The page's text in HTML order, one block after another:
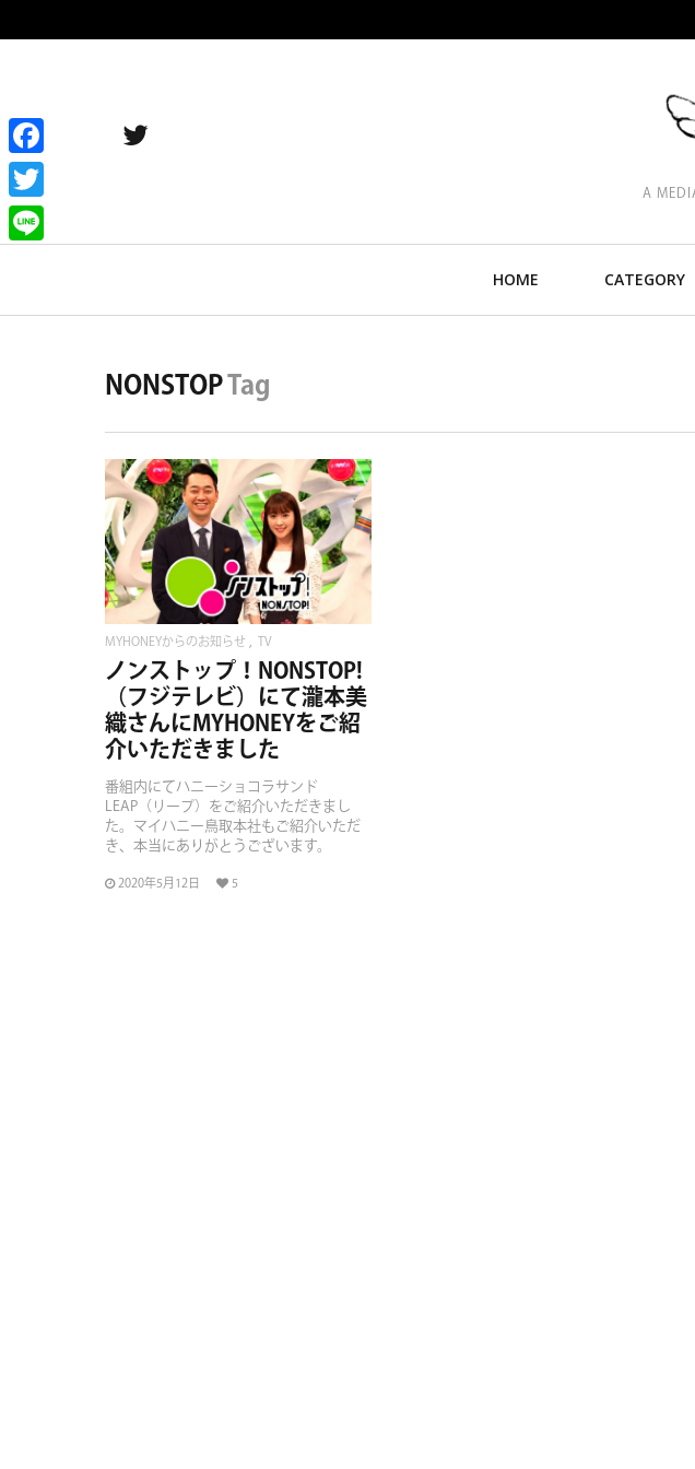
商品別
A
HOME CATEGORY
NONSTOPTag
READ MORE
MYHONEYからのお知らせ TV
ノンストップ！NONSTOP!
（フジテレビ）にて瀧本美
織さんにMYHONEYをご紹
介いただきました
番組内にてハニーショコラサンド
LEAP（リープ）をご紹介いただきまし
た。マイハニー鳥取本社もご紹介いただ
き、本当にありがとうございます。
2020年5月12日 5
Facebook
Twitter